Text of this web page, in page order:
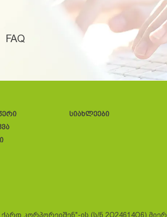
FAQ
სიახლეები
კორპორეიშენ"-ის (ს/ნ 2O24614O6) მიერ